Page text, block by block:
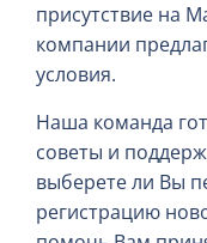
присутствие на
компании
условия.
Наша команда
советы и
выберете ли Вы
регистрацию